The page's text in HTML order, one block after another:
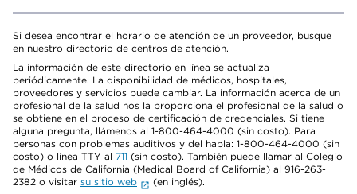
Si desea encontrar el horario de atención de un proveedor, busque
en nuestro directorio de centros de atención.
La información de este directorio en línea se actualiza
periódicamente. La disponibilidad de médicos, hospitales,
proveedores y servicios puede cambiar. La información acerca de un
profesional de la salud nos la proporciona el profesional de la salud o
se obtiene en el proceso de certificación de credenciales. Si tiene
alguna pregunta, llámenos al 1-800-464-4000 (sin costo). Para
personas con problemas auditivos y del habla: 1-800-464-4000 (sin
costo) o línea TTY al 711 (sin costo). También puede llamar al Colegio
de Médicos de California (Medical Board of California) al 916-263-
2382 o visitar su sitio web
(en inglés).